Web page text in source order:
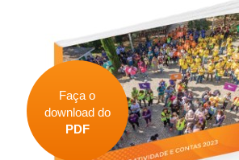
Faça o
download do
PDF